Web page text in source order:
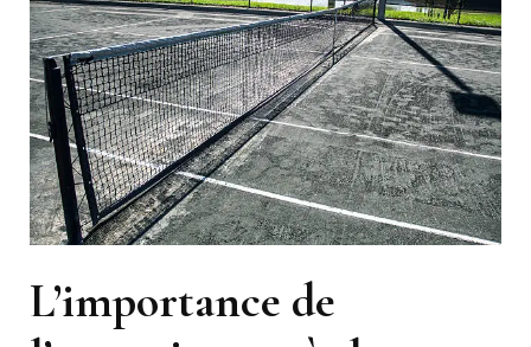
service
d’entretien
après
construction
?
L’importance de